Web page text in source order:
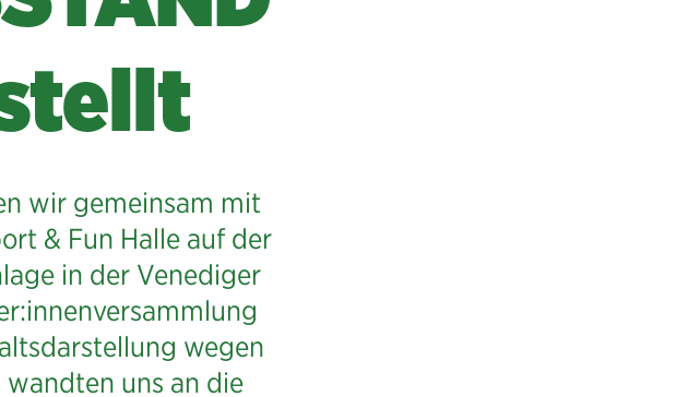
wir gemeinsam mit
& Fun Halle auf der
in der Venediger
wegen
uns an die